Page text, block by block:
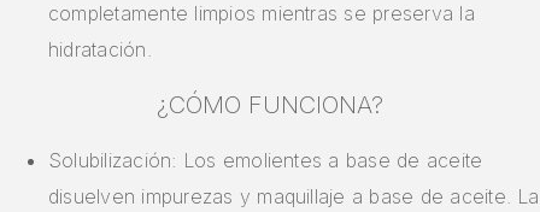
completamente limpios mientras se preserva la
hidratación.
¿CÓMO FUNCIONA?
Solubilización: Los emolientes a base de aceite
disuelven impurezas y maquillaje a base de aceite. La